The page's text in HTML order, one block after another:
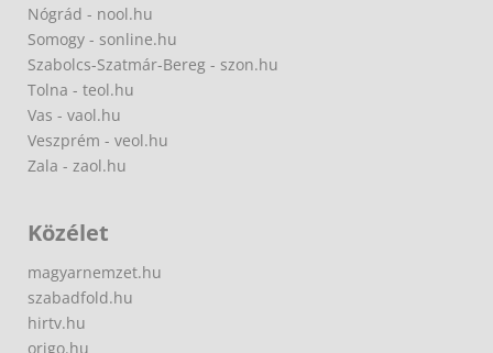
Nógrád - nool.hu
Somogy - sonline.hu
Szabolcs-Szatmár-Bereg - szon.hu
Tolna - teol.hu
Vas - vaol.hu
Veszprém - veol.hu
Zala - zaol.hu
Közélet
magyarnemzet.hu
szabadfold.hu
hirtv.hu
origo.hu